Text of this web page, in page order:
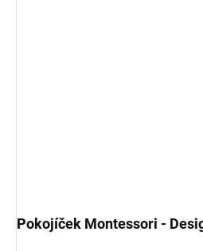
Pokojíček Montessori -